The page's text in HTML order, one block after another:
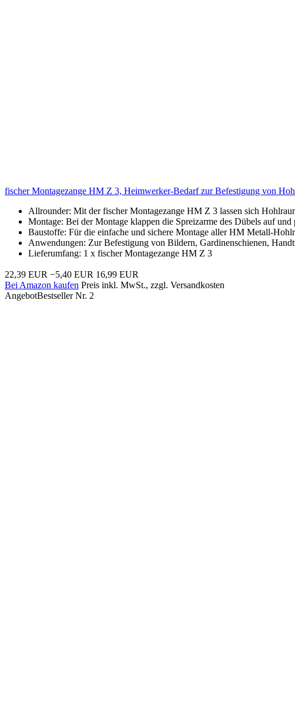
fischer Montagezange HM Z 3, Heimwerker-Bedarf zur Befestigung von
Allrounder: Mit der fischer Montagezange HM Z 3 lassen sich
Montage: Bei der Montage klappen die Spreizarme des Dübels auf
Baustoffe: Für die einfache und sichere Montage aller HM Metall-
Anwendungen: Zur Befestigung von Bildern, Gardinenschienen,
Lieferumfang: 1 x fischer Montagezange HM Z 3
22,39 EUR −5,40 EUR 16,99 EUR
Bei Amazon kaufen Preis inkl. MwSt., zzgl. Versandkosten
AngebotBestseller Nr. 2